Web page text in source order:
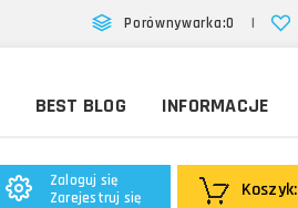
Porównywarka:0 |
BEST BLOG INFORMACJE
Koszyk:
Zaloguj się
Zarejestruj się